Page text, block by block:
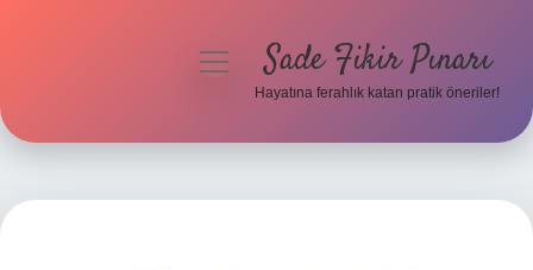
menüyüSade Fikir Pınarı
Hayatına ferahlık katan pratik öneriler!